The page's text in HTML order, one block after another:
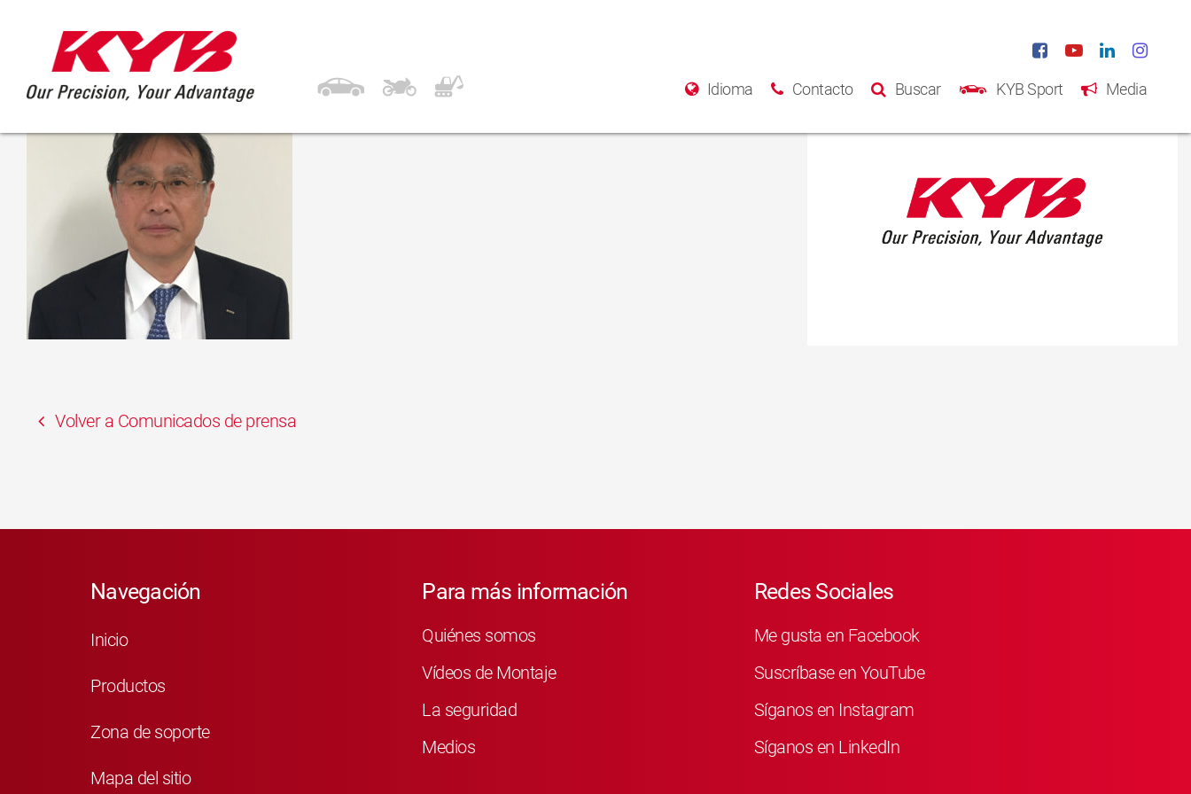
Idioma Contacto Buscar KYB Sport Media
Hajime Sato
Volver a Comunicados de prensa
Navegación
Inicio
Productos
Zona de soporte
Mapa del sitio
Para más información
Quiénes somos
Vídeos de Montaje
La seguridad
Medios
Redes Sociales
Me gusta en Facebook
Suscríbase en YouTube
Síganos en Instagram
Síganos en LinkedIn